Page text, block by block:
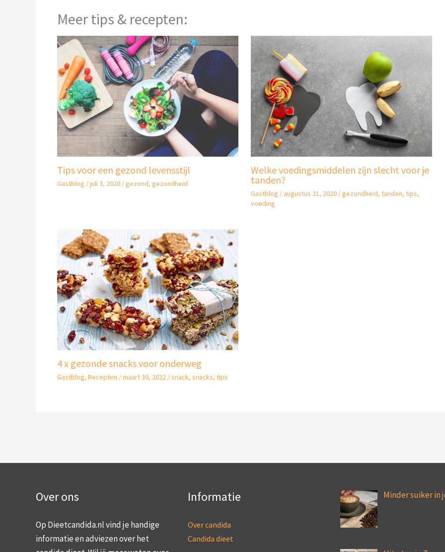
Meer tips & recepten:
Tips voor een gezond levensstijl
Gastblog /juli 3, 2020 /gezond, gezondheid
Welke voedingsmiddelen zijn slecht voor je
tanden?
Gastblog / augustus 21, 2020 /gezondheid, tanden, tips,
voeding
4 x gezonde snacks voor onderweg
Gastblog, Recepten /maart 30, 2022 /snack, snacks, tips
Over ons
Op Dieetcandida.nl vind je handige
informatie en adviezen over het
Informatie
Over candida
Candida dieet
Minder suiker in